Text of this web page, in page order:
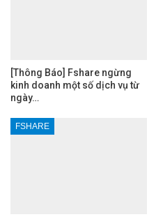
[Thông Báo] Fshare ngừng
kinh doanh một số dịch vụ từ
ngày…
FSHARE